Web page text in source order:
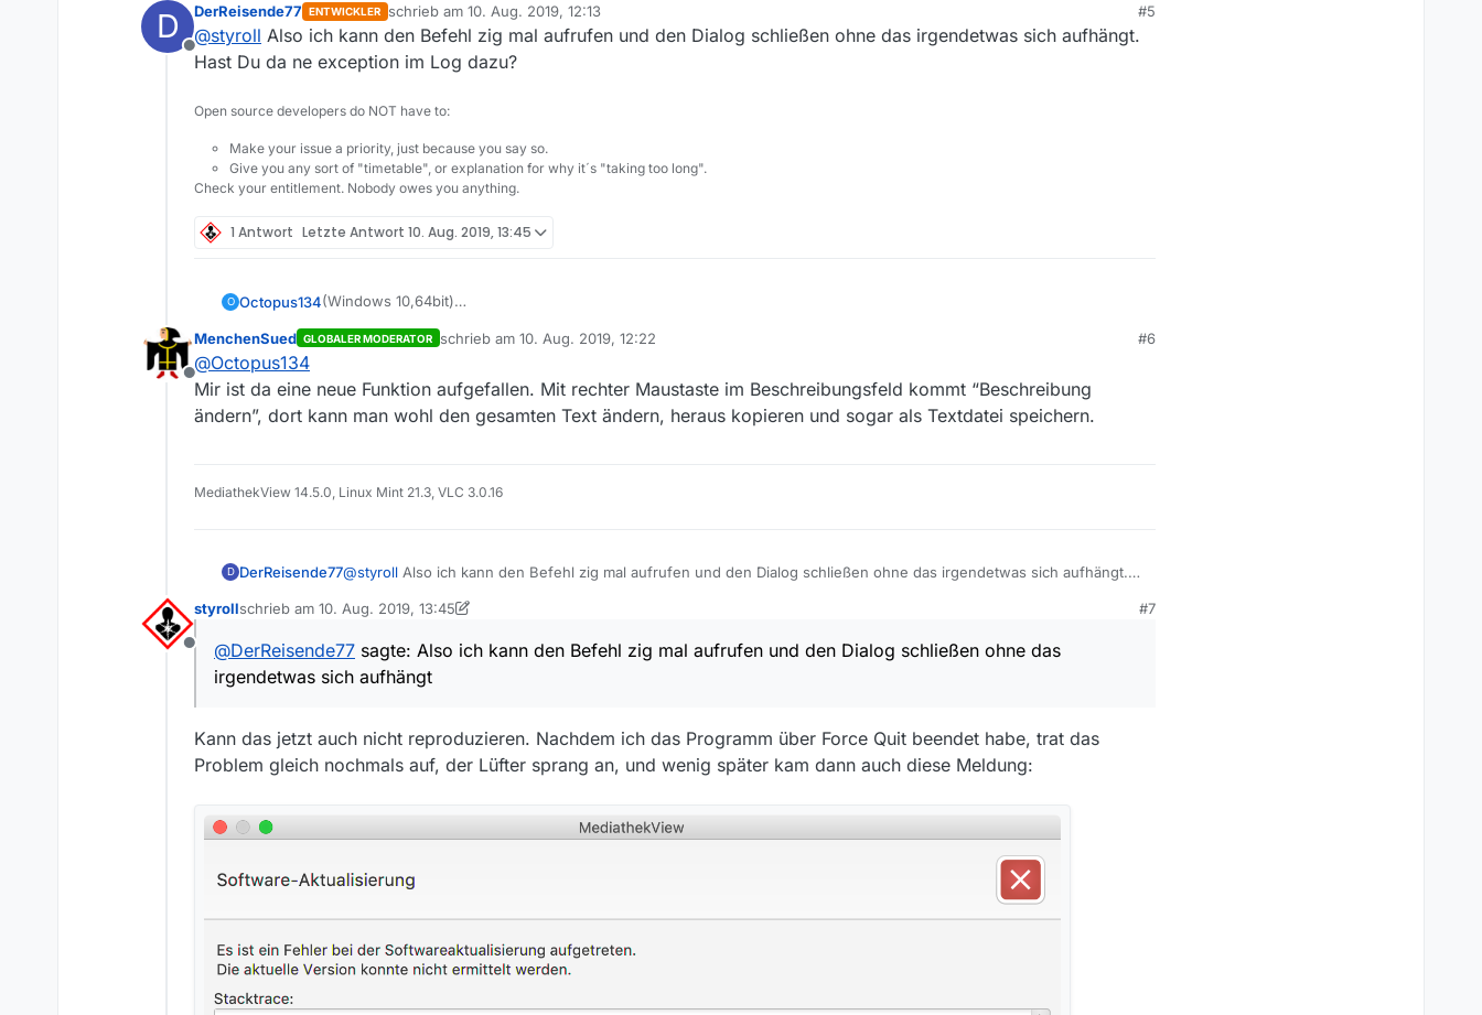
nicht mehr markieren und nichts herauskopieren.
Zumindest via Kontextmenü-Befehl “Beschreibung ändern” lässt sich der Text kopieren. Beim zweiten Aufruf des Befehls hat
sich allerdings MV bei mir gleich aufgehängt…
Weiss jetzt nicht, ob es diese Funktion bei 13.2.1 auch schon gab.
Es geht auch via CTRL+I und dann kopieren. Ist natürlich beides umständlicher als bei 13.0.6…
D
Offline
DerReisende77 ENTWICKLER schrieb am 10. Aug. 2019, 12:13
zuletzt editiert von
#5
@styroll Also ich kann den Befehl zig mal aufrufen und den Dialog schließen ohne das irgendetwas sich aufhängt.
Hast Du da ne exception im Log dazu?
Open source developers do NOT have to:
Make your issue a priority, just because you say so.
Give you any sort of "timetable", or explanation for why it´s "taking too long".
Check your entitlement. Nobody owes you anything.
1 Antwort Letzte Antwort 10. Aug. 2019, 13:45
O Octopus134(Windows 10,64bit)
zwischenversionen ja extrem langsamer als die ganz alten geworden waren.
Kritik: Ich finde eine Änderung in der 13.3 schlecht.
und nichts herauskopieren. Das Textfeld zum Inhalt scheint disabled zu sein (was es vorher nicht war)
(Ich bin deswegen wieder zur alten Version zurückgewechselt.)
Offline
MenchenSued GLOBALER MODERATOR schrieb am 10. Aug. 2019, 12:22
zuletzt editiert von
#6
@Octopus134
Mir ist da eine neue Funktion aufgefallen. Mit rechter Maustaste im Beschreibungsfeld kommt “Beschreibung
ändern”, dort kann man wohl den gesamten Text ändern, heraus kopieren und sogar als Textdatei speichern.
MediathekView 14.5.0, Linux Mint 21.3, VLC 3.0.16
D DerReisende77@styroll Also ich kann den Befehl zig mal aufrufen und den Dialog schließen ohne das irgendetwas sich aufhängt.
Offline
styrollschrieb am 10. Aug. 2019, 13:45
zuletzt editiert von styroll 8. Okt. 2019, 15:46
#7
@DerReisende77 sagte: Also ich kann den Befehl zig mal aufrufen und den Dialog schließen ohne das
irgendetwas sich aufhängt
Kann das jetzt auch nicht reproduzieren. Nachdem ich das Programm über Force Quit beendet habe, trat das
Problem gleich nochmals auf, der Lüfter sprang an, und wenig später kam dann auch diese Meldung: